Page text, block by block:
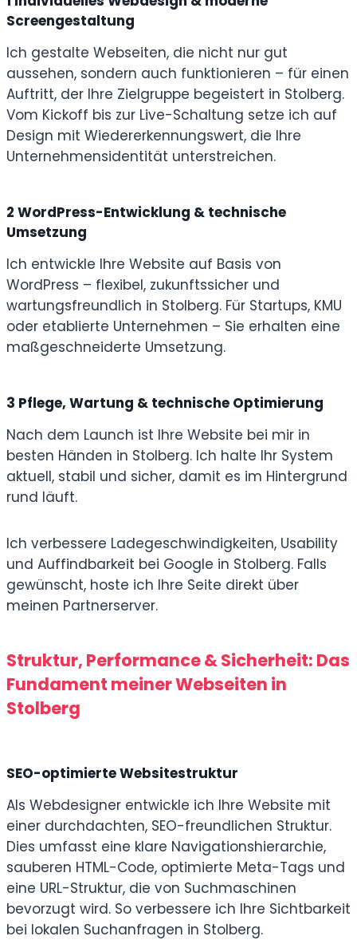
Screengestaltung
Ich gestalte Webseiten, die nicht nur gut
aussehen, sondern auch funktionieren – für einen
Auftritt, der Ihre Zielgruppe begeistert in Stolberg.
Vom Kickoff bis zur Live-Schaltung setze ich auf
Design mit Wiedererkennungswert, die Ihre
Unternehmensidentität unterstreichen.
2 WordPress-Entwicklung & technische
Umsetzung
Ich entwickle Ihre Website auf Basis von
WordPress – flexibel, zukunftssicher und
wartungsfreundlich in Stolberg. Für Startups, KMU
oder etablierte Unternehmen – Sie erhalten eine
maßgeschneiderte Umsetzung.
3 Pflege, Wartung & technische Optimierung
Nach dem Launch ist Ihre Website bei mir in
besten Händen in Stolberg. Ich halte Ihr System
aktuell, stabil und sicher, damit es im Hintergrund
rund läuft.
Ich verbessere Ladegeschwindigkeiten, Usability
und Auffindbarkeit bei Google in Stolberg. Falls
gewünscht, hoste ich Ihre Seite direkt über
meinen Partnerserver.
Struktur, Performance & Sicherheit: Das
Fundament meiner Webseiten in
Stolberg
SEO-optimierte Websitestruktur
Als Webdesigner entwickle ich Ihre Website mit
einer durchdachten, SEO-freundlichen Struktur.
Dies umfasst eine klare Navigationshierarchie,
sauberen HTML-Code, optimierte Meta-Tags und
eine URL-Struktur, die von Suchmaschinen
bevorzugt wird. So verbessere ich Ihre Sichtbarkeit
bei lokalen Suchanfragen in Stolberg.